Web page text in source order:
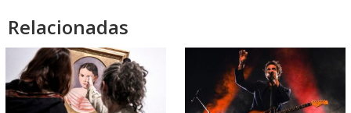
Relacionadas